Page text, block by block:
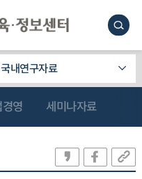
국내연구자료
경영 세미나자료